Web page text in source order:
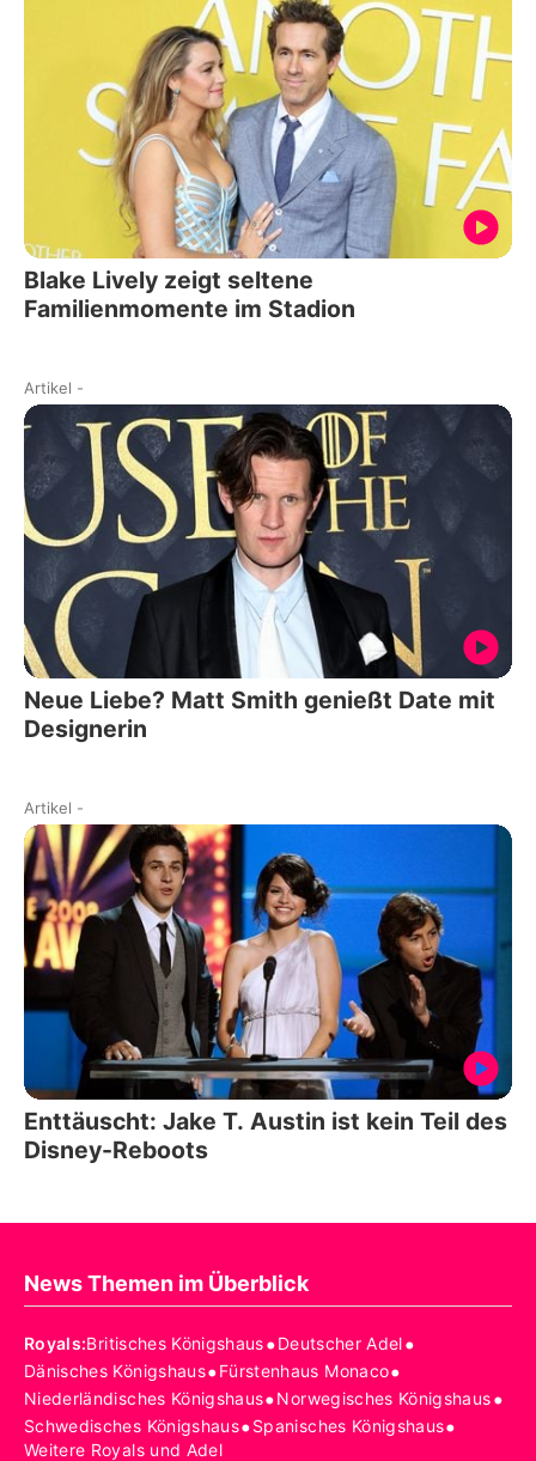
Blake Lively zeigt seltene
Familienmomente im Stadion
Artikel -
Neue Liebe? Matt Smith genießt Date mit
Designerin
Artikel -
Enttäuscht: Jake T. Austin ist kein Teil des
Disney-Reboots
News Themen im Überblick
Royals:Britisches Königshaus•Deutscher Adel•
Dänisches Königshaus•Fürstenhaus Monaco•
Niederländisches Königshaus•Norwegisches Königshaus•
Schwedisches Königshaus•Spanisches Königshaus•
Weitere Royals und Adel